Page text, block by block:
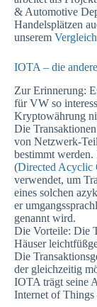
& Automotive
Handelsplätzen
unserem
IOTA – die
Zur Erinnerung:
für VW so
Kryptowährung
Die
von Netzwerk-
bestimmt
(Directed Acyclic
verwendet, um
eines solchen
er
genannt wird.
Die Vorteile: Die
Häuser
Die
der gleichzeitig
IOTA trägt seine
Internet of Things